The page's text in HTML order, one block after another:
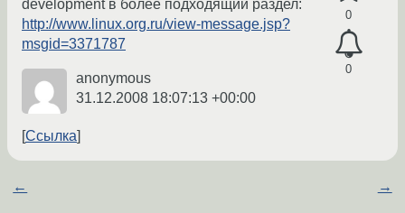
0
0
development в более подходящий раздел:
http://www.linux.org.ru/view-message.jsp?
msgid=3371787
anonymous
31.12.2008 18:07:13 +00:00
Ссылка
← →